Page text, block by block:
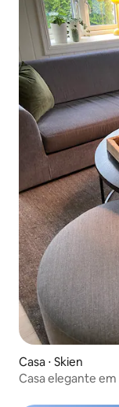
Casa ⋅ Skien
Casa elegante